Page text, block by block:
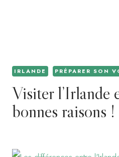
IRLANDE PRÉPARER SON
Visiter l’Irlande
bonnes raisons !